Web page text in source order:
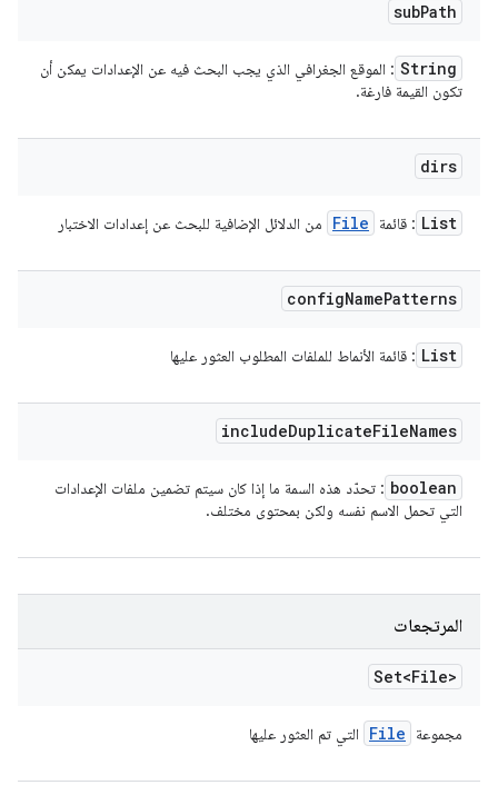
subPath
String : الموقع الجغرافي الذي يجب البحث فيه عن الإعدادات يمكن أن
تكون القيمة فارغة.
dirs
List : قائمة File من الدلائل الإضافية للبحث عن إعدادات الاختبار
configNamePatterns
List : قائمة الأنماط للملفات المطلوب العثور عليها
includeDuplicateFileNames
boolean : تحدّد هذه السمة ما إذا كان سيتم تضمين ملفات الإعدادات
التي تحمل الاسم نفسه ولكن بمحتوى مختلف.
المرتجعات
Set<File>
مجموعة File التي تم العثور عليها